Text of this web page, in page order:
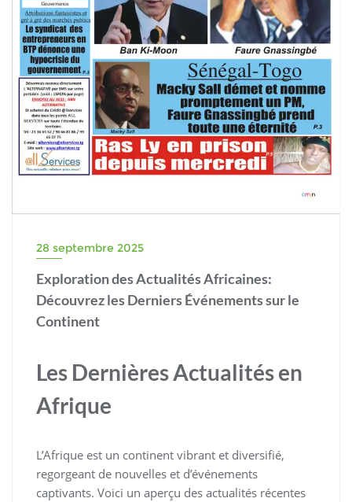
28 septembre 2025
Exploration des Actualités Africaines:
Découvrez les Derniers Événements sur le
Continent
Les Dernières Actualités en
Afrique
L’Afrique est un continent vibrant et diversifié,
regorgeant de nouvelles et d’événements
captivants. Voici un aperçu des actualités récentes